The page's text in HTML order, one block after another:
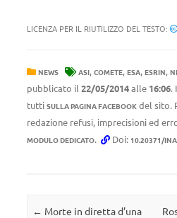
LICENZA PER IL RIUTILIZZO DEL TESTO:
NEWS ASI, COMETE, ESA, ESRIN,
pubblicato il 22/05/2014alle 16:06.
tutti SULLA PAGINA FACEBOOK del sito.
redazione refusi, imprecisioni ed
MODULO DEDICATO. Doi: 10.20371/
Navigazione articolo
← Morte in diretta d’una